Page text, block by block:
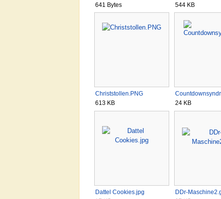
641 Bytes
544 KB
Christstollen.PNG
613 KB
24 KB
Dattel Cookies.jpg
DDr-